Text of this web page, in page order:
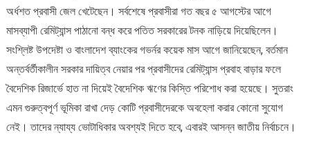
অর্ধশত প্রবাসী জেল খেটেছেন। সর্বশেষে প্রবাসীরা গত বছর ৫ আগস্টের আগে
মাসব্যাপী রেমিট্যান্স পাঠানো বন্ধ করে পতিত সরকারের টনক নাড়িয়ে দিয়েছিলেন।
সংশ্লিষ্ট উপদেষ্টা ও বাংলাদেশ ব্যাংকের গভর্নর কয়েক মাস আগে জানিয়েছেন, বর্তমান
অন্তর্বর্তীকালীন সরকার দায়িত্ব নেয়ার পর প্রবাসীদের রেমিট্যান্স প্রবাহ বাড়ার ফলে
বৈদেশিক রিজার্ভে হাত না দিয়েই বৈদেশিক ঋণের কিস্তি পরিশোধ করা হয়েছে। সুতরাং
এমন গুরুত্বপূর্ণ ভূমিকা রাখা দেড় কোটি প্রবাসীদেরকে অবহেলা করার কোনো সুযোগ
নেই। তাদের ন্যায্য ভোটাধিকার অবশ্যই দিতে হবে, এবারই আসন্ন জাতীয় নির্বাচনে।